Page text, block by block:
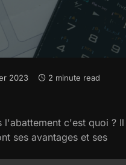
2023 2 minute read
l'abattement c'est quoi ? Il
ses avantages et ses